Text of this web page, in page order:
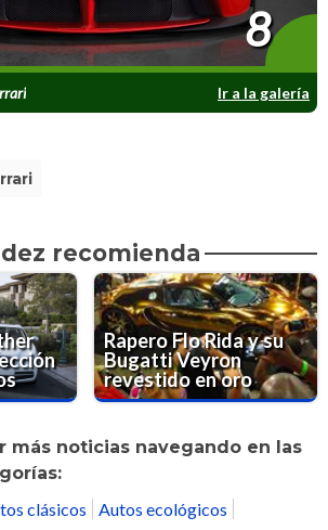
Ir a la galería
8
recomienda
Rapero Flo Rida y su
Bugatti Veyron
revestido en oro
más noticias navegando en las
clásicos
Autos ecológicos